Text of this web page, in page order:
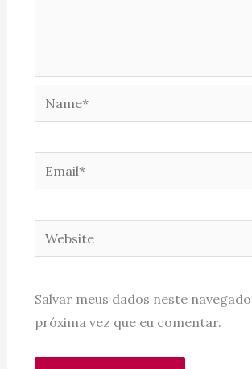
Name*
Email*
Website
Salvar meus dados neste
próxima vez que eu comentar.